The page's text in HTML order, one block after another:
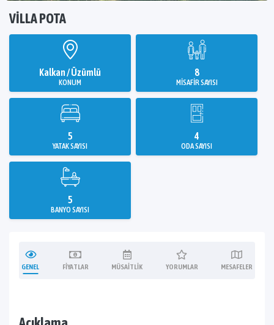
VILLA POTA
Kalkan / Üzümlü
KONUM
8
MISAFIR SAYISI
5
YATAK SAYISI
4
ODA SAYISI
5
BANYO SAYISI
GENEL FIYATLAR MÜSAITLIK YORUMLAR MESAFELER